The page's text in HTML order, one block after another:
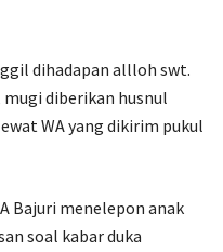
dihadapan allloh swt.
diberikan husnul
WA yang dikirim pukul
Bajuri menelepon anak
soal kabar duka